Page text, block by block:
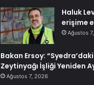
Haluk
erişime
Ağustos
Bakan Ersoy:
Zeytinyağı İşliği Yeniden
Ağustos 7, 2026